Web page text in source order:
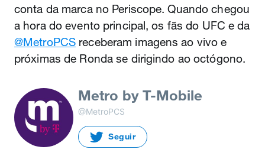
conta da marca no Periscope. Quando chegou
a hora do evento principal, os fãs do UFC e da
@MetroPCS receberam imagens ao vivo e
próximas de Ronda se dirigindo ao octógono.
Metro by T-Mobile
@MetroPCS
Seguir